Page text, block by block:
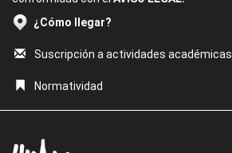
¿Cómo llegar?
Suscripción a actividades académicas
Normatividad